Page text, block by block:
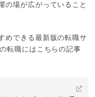
の場が広がっていること
めできる最新版の転職サ
転職にはこちらの記事